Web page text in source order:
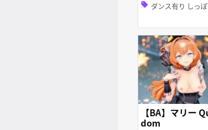
sell ダンス有り しっぽ
【BA】マリー Queen
dom